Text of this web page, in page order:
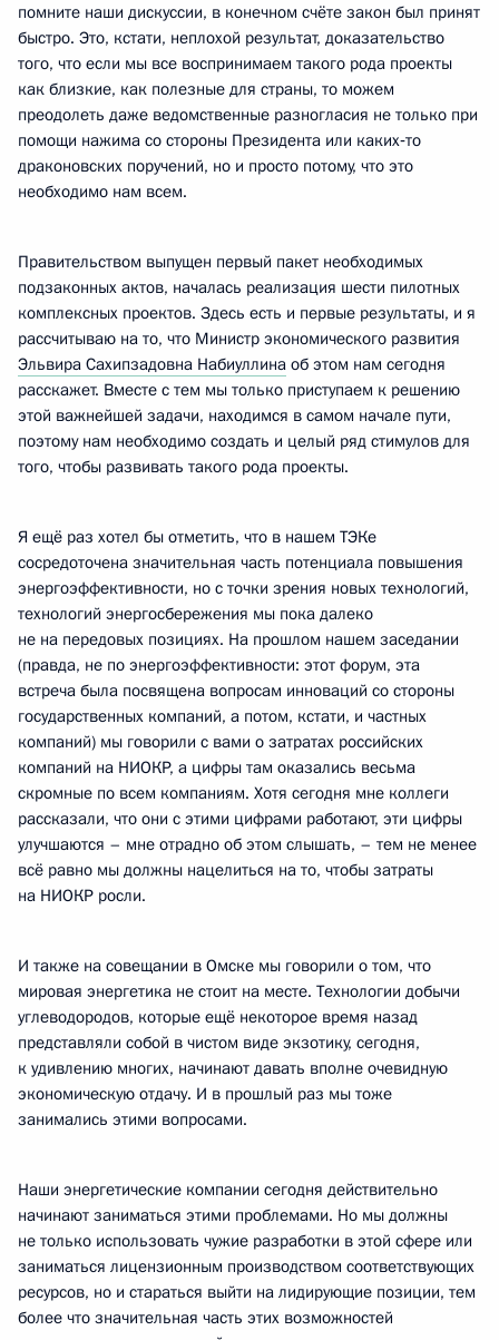
помните наши дискуссии, в конечном счёте закон был принят
быстро. Это, кстати, неплохой результат, доказательство
того, что если мы все воспринимаем такого рода проекты
как близкие, как полезные для страны, то можем
преодолеть даже ведомственные разногласия не только при
помощи нажима со стороны Президента или каких‑то
драконовских поручений, но и просто потому, что это
необходимо нам всем.
Правительством выпущен первый пакет необходимых
подзаконных актов, началась реализация шести пилотных
комплексных проектов. Здесь есть и первые результаты, и я
рассчитываю на то, что Министр экономического развития
Эльвира Сахипзадовна Набиуллина об этом нам сегодня
расскажет. Вместе с тем мы только приступаем к решению
этой важнейшей задачи, находимся в самом начале пути,
поэтому нам необходимо создать и целый ряд стимулов для
того, чтобы развивать такого рода проекты.
Я ещё раз хотел бы отметить, что в нашем ТЭКе
сосредоточена значительная часть потенциала повышения
энергоэффективности, но с точки зрения новых технологий,
технологий энергосбережения мы пока далеко
не на передовых позициях. На прошлом нашем заседании
(правда, не по энергоэффективности: этот форум, эта
встреча была посвящена вопросам инноваций со стороны
государственных компаний, а потом, кстати, и частных
компаний) мы говорили с вами о затратах российских
компаний на НИОКР, а цифры там оказались весьма
скромные по всем компаниям. Хотя сегодня мне коллеги
рассказали, что они с этими цифрами работают, эти цифры
улучшаются – мне отрадно об этом слышать, – тем не менее
всё равно мы должны нацелиться на то, чтобы затраты
на НИОКР росли.
И также на совещании в Омске мы говорили о том, что
мировая энергетика не стоит на месте. Технологии добычи
углеводородов, которые ещё некоторое время назад
представляли собой в чистом виде экзотику, сегодня,
к удивлению многих, начинают давать вполне очевидную
экономическую отдачу. И в прошлый раз мы тоже
занимались этими вопросами.
Наши энергетические компании сегодня действительно
начинают заниматься этими проблемами. Но мы должны
не только использовать чужие разработки в этой сфере или
заниматься лицензионным производством соответствующих
ресурсов, но и стараться выйти на лидирующие позиции, тем
более что значительная часть этих возможностей